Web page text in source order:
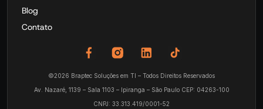
Blog
Contato
©2026 Braptec Soluções em TI – Todos Direitos Reservados
Av. Nazaré, 1139 – Sala 1103 – Ipiranga – São Paulo CEP: 04263-100
CNPJ: 33.313.419/0001-52